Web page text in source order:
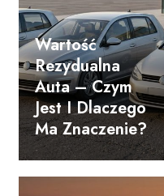
Wartość
Rezydualna
Auta – Czym
Jest I Dlaczego
Ma Znaczenie?